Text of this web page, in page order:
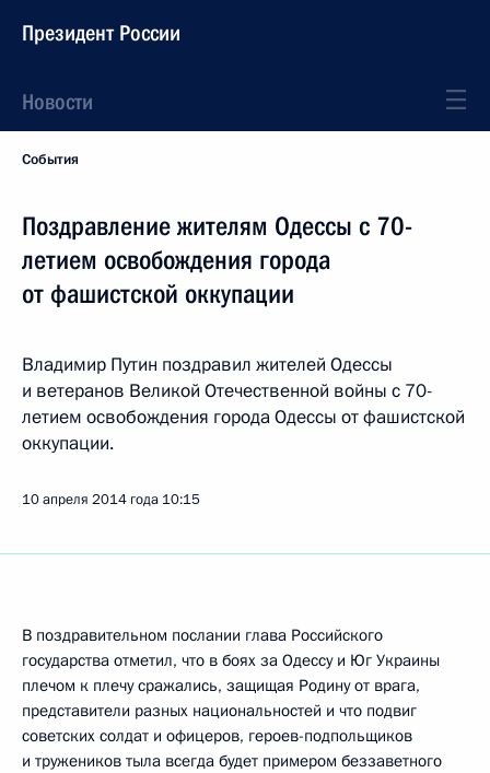
Президент России
Новости
События
Поздравление жителям Одессы с 70-
летием освобождения города
от фашистской оккупации
Владимир Путин поздравил жителей Одессы
и ветеранов Великой Отечественной войны с 70-
летием освобождения города Одессы от фашистской
оккупации.
10 апреля 2014 года 10:15
В поздравительном послании глава Российского
государства отметил, что в боях за Одессу и Юг Украины
плечом к плечу сражались, защищая Родину от врага,
представители разных национальностей и что подвиг
советских солдат и офицеров, героев-подпольщиков
и тружеников тыла всегда будет примером беззаветного